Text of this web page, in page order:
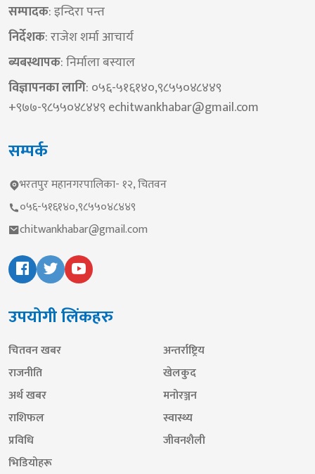
सम्पादक: इन्दिरा पन्त
निर्देशक​: राजेश शर्मा आचार्य
ब्यबस्थापक: निर्माला बस्याल
विज्ञापनका लागि: ०५६-५१६१४०,९८५५०४८४४९
+९७७-९८५५०४८४४९ echitwankhabar@gmail.com
सम्पर्क
भरतपुर महानगरपालिका- १२, चितवन
०५६-५१६१४०,९८५५०४८४४९
chitwankhabar@gmail.com
उपयोगी लिंकहरु
चितवन खबर
अन्तर्राष्ट्रिय
राजनीति
खेलकुद
अर्थ खबर
मनोरञ्जन
राशिफल
स्वास्थ्य
प्रविधि
जीवनशैली
भिडियोहरू